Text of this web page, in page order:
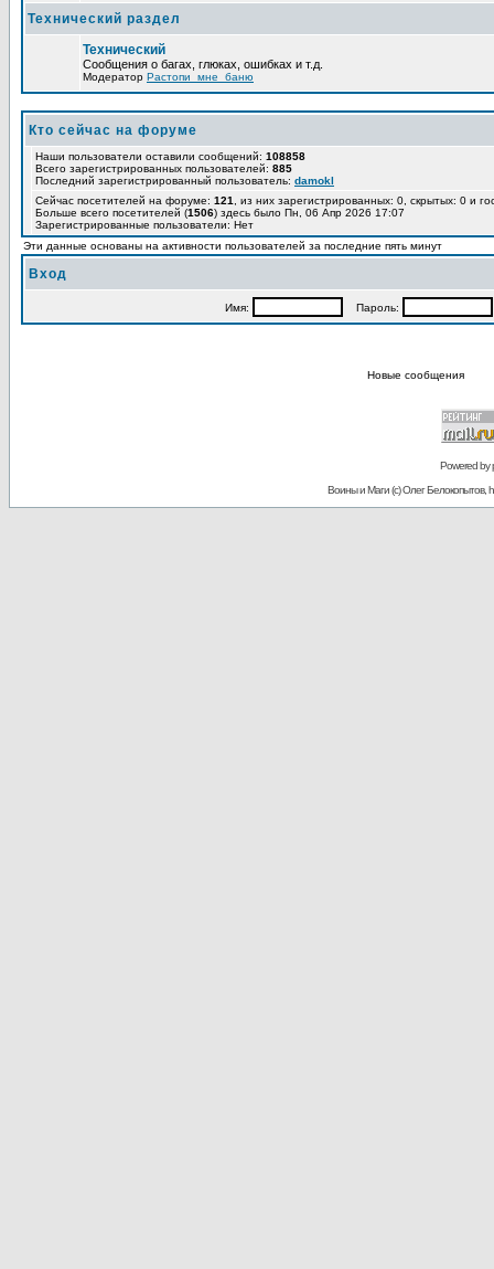
Технический раздел
Технический
Сообщения о багах, глюках, ошибках и т.д.
Модератор Растопи_мне_баню
Кто сейчас на форуме
Наши пользователи оставили сообщений: 108858
Всего зарегистрированных пользователей: 885
Последний зарегистрированный пользователь: damokl
Сейчас посетителей на форуме: 121
, из них зарегистрированных: 0, скрытых: 0 и
Больше всего посетителей (1506) здесь было Пн, 06 Апр 2026 17:07
Зарегистрированные пользователи: Нет
Эти данные основаны на активности пользователей за последние пять минут
Вход
Имя: Пароль:
Новые сообщения
Powered by
Воины и Маги (c) Олег Белокопытов,